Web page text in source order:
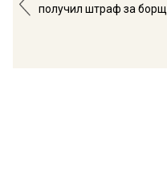
получил штраф за